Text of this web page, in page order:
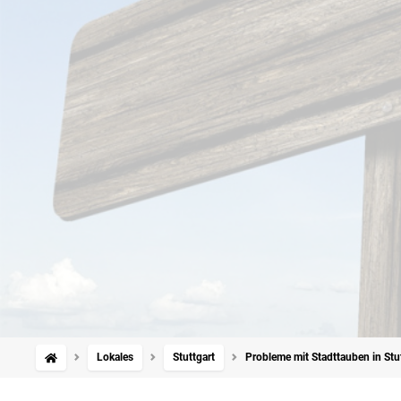
Lokales Stuttgart Probleme mit Stadttauben in